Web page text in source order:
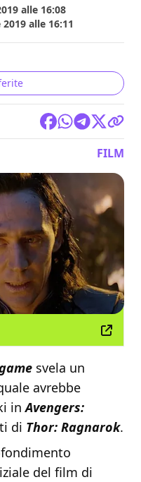
alle 16:08
alle 16:11
FILM
svela un
avrebbe
inAvengers:
di Thor: Ragnarok.
del film di